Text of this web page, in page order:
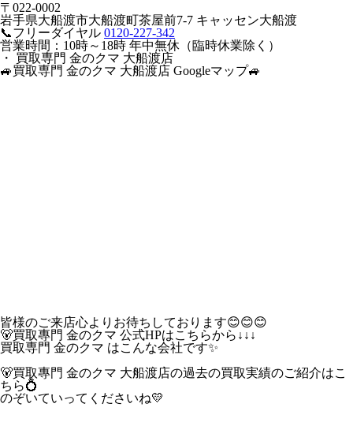
〒022-0002
岩手県大船渡市大船渡町茶屋前7-7 キャッセン大船渡
📞フリーダイヤル 0120-227-342
営業時間：10時～18時 年中無休（臨時休業除く）
・ 買取専門 金のクマ 大船渡店
🚙買取専門 金のクマ 大船渡店 Googleマップ🚙
皆様のご来店心よりお待ちしております😊😊😊
🐻買取專門 金のクマ 公式HPはこちらから↓↓↓
買取専門 金のクマ はこんな会社です✨
🐻買取專門 金のクマ 大船渡店の過去の買取実績のご紹介はこ
ちら💍
のぞいていってくださいね💛